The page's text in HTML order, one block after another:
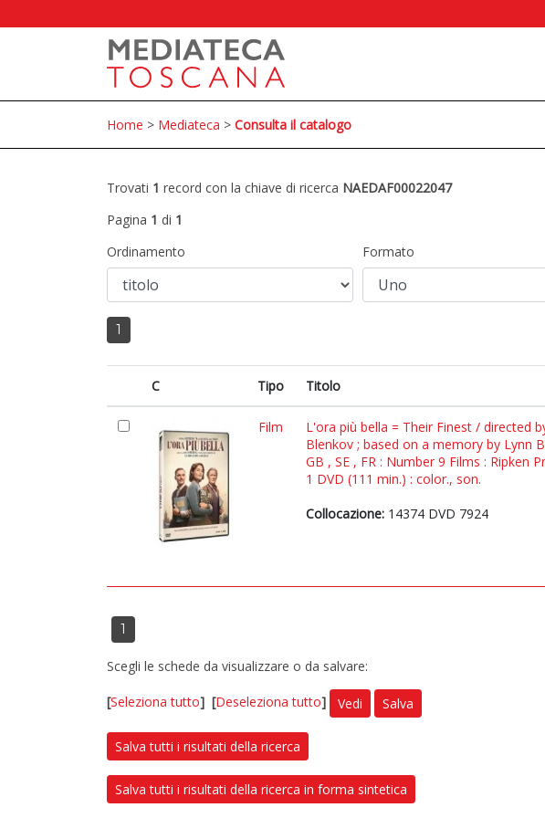
Home > Mediateca > Consulta il catalogo
Trovati 1 record con la chiave di ricerca NAEDAF00022047
Pagina 1 di 1
Ordinamento
Formato
1
C Tipo Titolo
Film
L'ora più bella = Their Finest / directed
Blenkov ; based on a memory by Lynn
GB , SE , FR : Number 9 Films : Ripken
1 DVD (111 min.) : color., son.
Collocazione: 14374 DVD 7924
1
Scegli le schede da visualizzare o da salvare:
[Seleziona tutto] [Deseleziona tutto] Vedi Salva
Salva tutti i risultati della ricerca
Salva tutti i risultati della ricerca in forma sintetica